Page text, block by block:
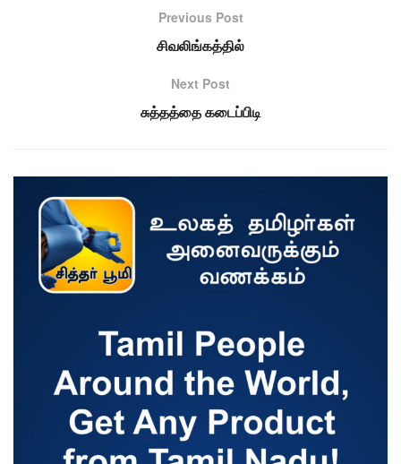
Previous Post
சிவலிங்கத்தில்
Next Post
சுத்தத்தை கடைப்பிடி